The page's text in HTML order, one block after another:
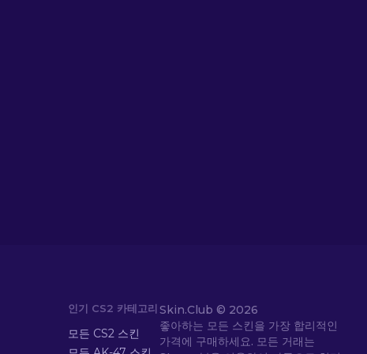
인기 CS2 카테고리
모든 CS2 스킨
Skin.Club © 2026
좋아하는 모든 스킨을 가장 합리적인
가격에 구매하세요. 모든 거래는